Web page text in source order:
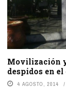
Movilización
despidos en
4 AGOSTO, 2014